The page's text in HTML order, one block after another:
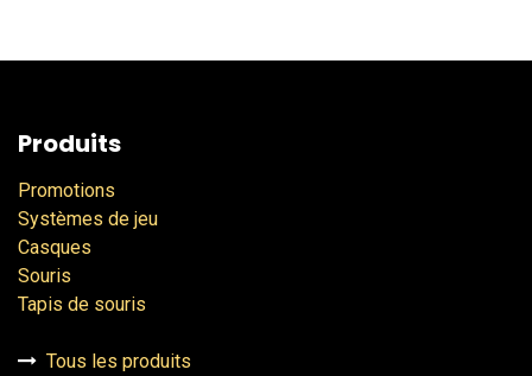
Produits
Promotions
Systèmes de jeu
Casques
Souris
Tapis de souris
Tous les produits